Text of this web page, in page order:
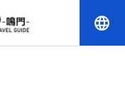
language